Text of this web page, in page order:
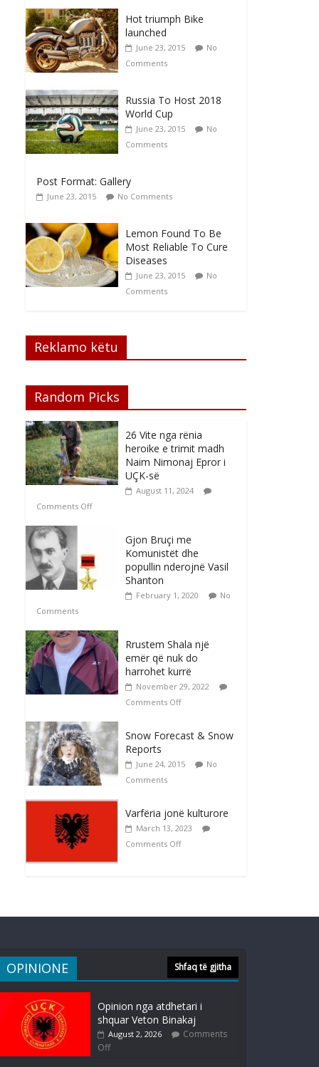
Hot triumph Bike
launched
June 23, 2015
No
Comments
Russia To Host 2018
World Cup
June 23, 2015
No
Comments
Post Format: Gallery
June 23, 2015 No Comments
Lemon Found To Be
Most Reliable To Cure
Diseases
June 23, 2015
No
Comments
Reklamo këtu
Random Picks
26 Vite nga rënia
heroike e trimit madh
Naim Nimonaj Epror i
UÇK-së
August 11, 2024
Comments Off
Gjon Bruçi me
Komunistët dhe
popullin nderojnë Vasil
Shanton
February 1, 2020
No
Comments
Rrustem Shala një
emër që nuk do
harrohet kurrë
November 29, 2022
Comments Off
Snow Forecast & Snow
Reports
June 24, 2015
No
Comments
Varfëria jonë kulturore
March 13, 2023
Comments Off
OPINIONE Shfaq të gjitha
Opinion nga atdhetari i
shquar Veton Binakaj
August 2, 2026
Comments
Off